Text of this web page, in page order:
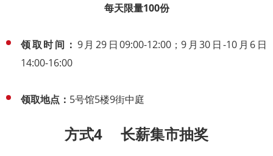
每天限量100份
领取时间： 9月29日09:00-12:00；9月30日-10月6日
14:00-16:00
领取地点： 5号馆5楼9街中庭
方式4 长薪集市抽奖